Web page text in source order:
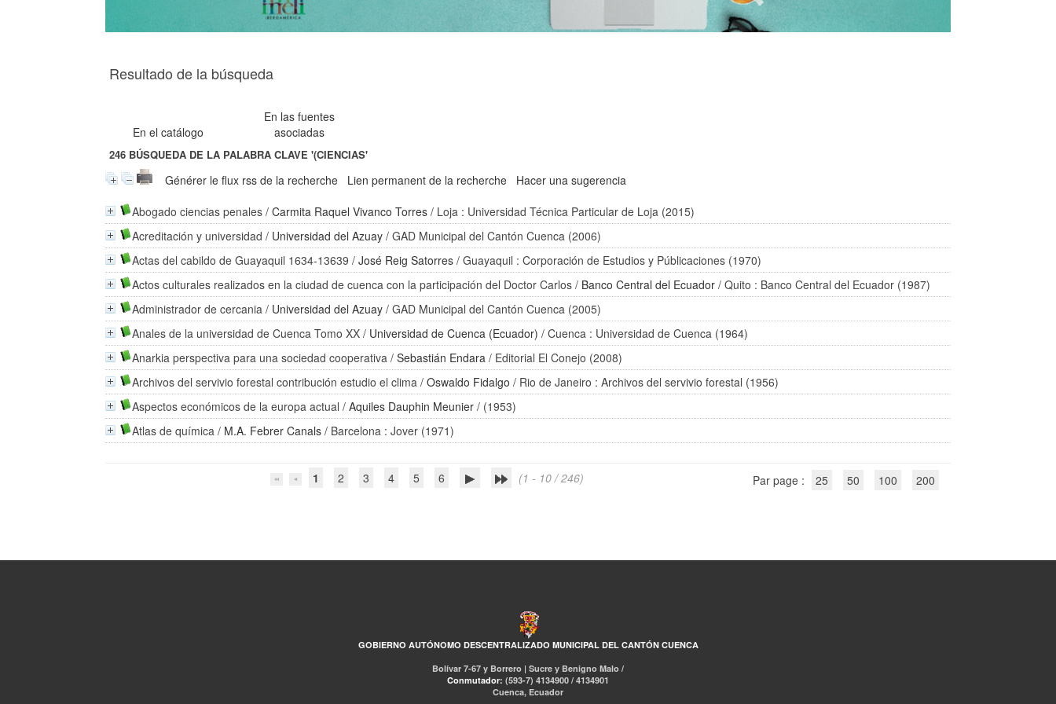
Resultado de la búsqueda
En el catálogo
En las fuentes
asociadas
246 BÚSQUEDA DE LA PALABRA CLAVE'(CIENCIAS'
Générer le flux rss de la recherche Lien permanent de la recherche
Hacer una sugerencia
Abogado ciencias penales /Carmita Raquel Vivanco Torres / Loja : Universidad Técnica Particular de Loja (2015)
Acreditación y universidad / Universidad del Azuay / GAD Municipal del Cantón Cuenca (2006)
Actas del cabildo de Guayaquil 1634-13639 /José Reig Satorres / Guayaquil : Corporación de Estudios y Públicaciones (1970)
Actos culturales realizados en la ciudad de cuenca con la participación del Doctor Carlos / Banco Central del Ecuador / Quito : Banco Central del Ecuador (1987)
Administrador de cercania / Universidad del Azuay / GAD Municipal del Cantón Cuenca (2005)
Anales de la universidad de Cuenca Tomo XX / Universidad de Cuenca (Ecuador) / Cuenca : Universidad de Cuenca (1964)
Anarkia perspectiva para una sociedad cooperativa /Sebastián Endara / Editorial El Conejo (2008)
Archivos del servivio forestal contribución estudio el clima /Oswaldo Fidalgo / Rio de Janeiro : Archivos del servivio forestal (1956)
Aspectos económicos de la europa actual /Aquiles Dauphin Meunier / (1953)
Atlas de química / M.A. Febrer Canals / Barcelona : Jover (1971)
1 2 3 4 5 6 (1 - 10 / 246) Par page : 25 50 100 200
GOBIERNO AUTÓNOMO DESCENTRALIZADO MUNICIPAL DEL CANTÓN CUENCA
Bolívar 7-67 y Borrero | Sucre y Benigno Malo /
Conmutador: (593-7) 4134900 / 4134901
Cuenca, Ecuador